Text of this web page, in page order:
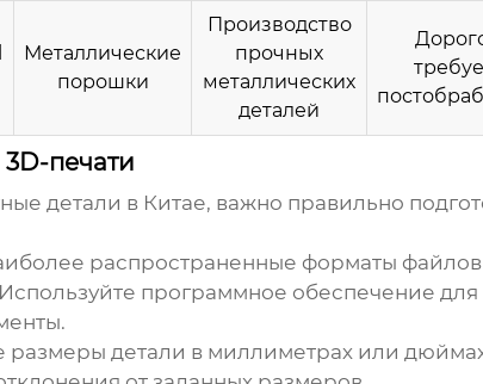
Металлические
порошки
Производство
прочных
металлических
деталей
печати
детали в Китае, важно правильно
распространенные форматы файлов
Используйте программное обеспечение
размеры детали в миллиметрах или